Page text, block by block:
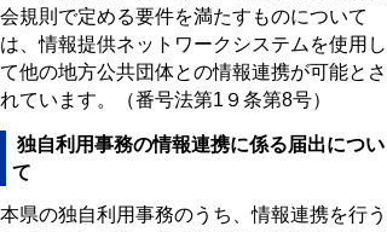
会規則で定める要件を満たすものについて
は、情報提供ネットワークシステムを使用し
て他の地方公共団体との情報連携が可能とさ
れています。（番号法第1９条第8号）
独自利用事務の情報連携に係る届出につい
て
本県の独自利用事務のうち、情報連携を行う